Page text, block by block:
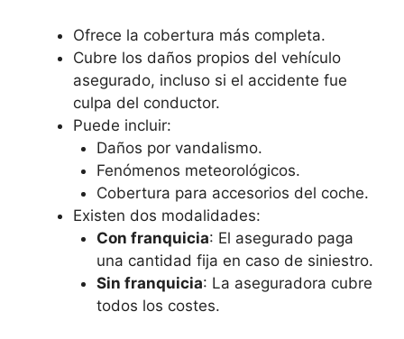
Ofrece la cobertura más completa.
Cubre los daños propios del vehículo
asegurado, incluso si el accidente fue
culpa del conductor.
Puede incluir:
Daños por vandalismo.
Fenómenos meteorológicos.
Cobertura para accesorios del coche.
Existen dos modalidades:
Con franquicia: El asegurado paga
una cantidad fija en caso de siniestro.
Sin franquicia: La aseguradora cubre
todos los costes.